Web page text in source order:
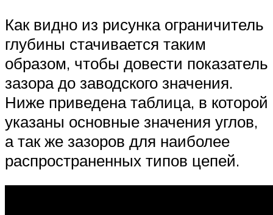
Как видно из рисунка ограничитель
глубины стачивается таким
образом, чтобы довести показатель
зазора до заводского значения.
Ниже приведена таблица, в которой
указаны основные значения углов,
а так же зазоров для наиболее
распространенных типов цепей.